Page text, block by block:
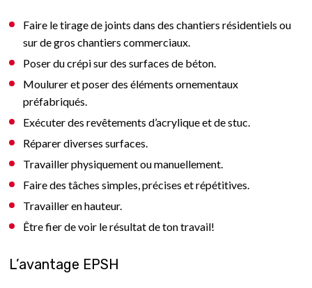
Faire le tirage de joints dans des chantiers résidentiels ou
sur de gros chantiers commerciaux.
Poser du crépi sur des surfaces de béton.
Moulurer et poser des éléments ornementaux
préfabriqués.
Exécuter des revêtements d’acrylique et de stuc.
Réparer diverses surfaces.
Travailler physiquement ou manuellement.
Faire des tâches simples, précises et répétitives.
Travailler en hauteur.
Être fier de voir le résultat de ton travail!
L’avantage EPSH